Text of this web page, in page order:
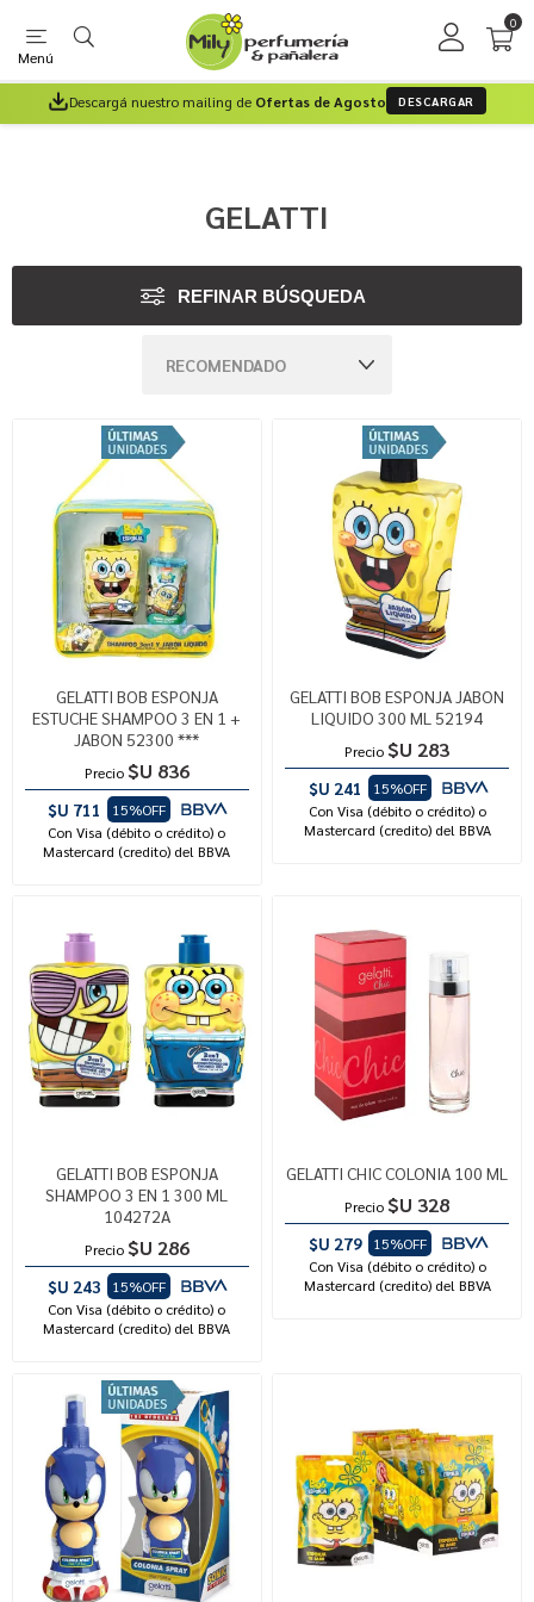
Menú
0
Descargá nuestro mailing de Ofertas de Agosto DESCARGAR
GELATTI
REFINAR BÚSQUEDA
GELATTI BOB ESPONJA
ESTUCHE SHAMPOO 3 EN 1 +
JABON 52300 ***
Precio $U 836
$U 711
15%OFF
Con Visa (débito o crédito) o
Mastercard (credito) del BBVA
GELATTI BOB ESPONJA JABON
LIQUIDO 300 ML 52194
Precio $U 283
$U 241
15%OFF
Con Visa (débito o crédito) o
Mastercard (credito) del BBVA
GELATTI BOB ESPONJA
SHAMPOO 3 EN 1 300 ML
104272A
Precio $U 286
$U 243
15%OFF
Con Visa (débito o crédito) o
Mastercard (credito) del BBVA
GELATTI CHIC COLONIA 100 ML
Precio $U 328
$U 279
15%OFF
Con Visa (débito o crédito) o
Mastercard (credito) del BBVA